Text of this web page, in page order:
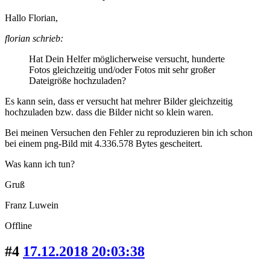
Hallo Florian,
florian schrieb:
Hat Dein Helfer möglicherweise versucht, hunderte
Fotos gleichzeitig und/oder Fotos mit sehr großer
Dateigröße hochzuladen?
Es kann sein, dass er versucht hat mehrer Bilder gleichzeitig
hochzuladen bzw. dass die Bilder nicht so klein waren.
Bei meinen Versuchen den Fehler zu reproduzieren bin ich schon
bei einem png-Bild mit 4.336.578 Bytes gescheitert.
Was kann ich tun?
Gruß
Franz Luwein
Offline
#4 17.12.2018 20:03:38